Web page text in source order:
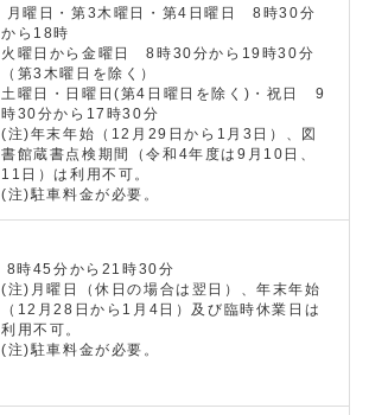
月曜日・第3木曜日・第4日曜日 8時30分
から18時
火曜日から金曜日 8時30分から19時30分
（第3木曜日を除く）
土曜日・日曜日(第4日曜日を除く)・祝日 9
時30分から17時30分
(注)年末年始（12月29日から1月3日）、図
書館蔵書点検期間（令和4年度は9月10日、
11日）は利用不可。
(注)駐車料金が必要。
8時45分から21時30分
(注)月曜日（休日の場合は翌日）、年末年始
（12月28日から1月4日）及び臨時休業日は
利用不可。
(注)駐車料金が必要。